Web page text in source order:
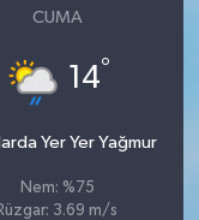
CUMA
14°
Yer Yer Yağmur
Nem: %75
Rüzgar: 3.69 m/s